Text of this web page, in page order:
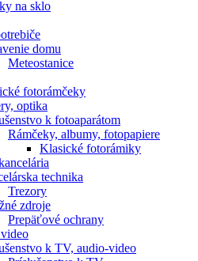
na sklo
domu
Meteostanice
fotorámčeky
optika
k fotoaparátom
Rámčeky, albumy, fotopapiere
Klasické fotorámiky
technika
Trezory
zdroje
Prepäťové ochrany
k TV, audio-video